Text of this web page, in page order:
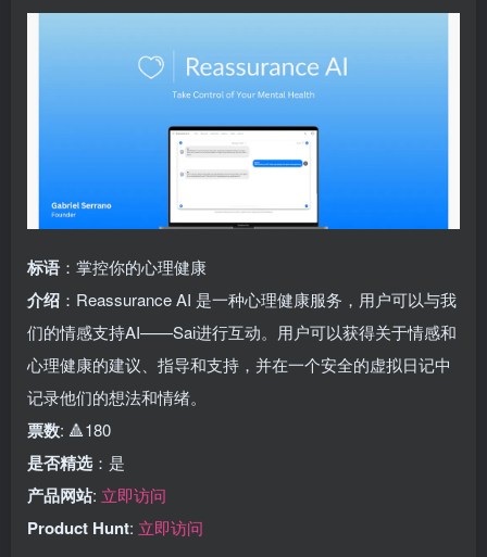
标语 ：掌控你的心理健康
介绍 ：Reassurance AI 是一种心理健康服务，用户可以与我
们的情感支持AI——Sai进行互动。用户可以获得关于情感和
心理健康的建议、指导和支持，并在一个安全的虚拟日记中
记录他们的想法和情绪。
票数: 🔺180
是否精选 ：是
产品网站: 立即访问
Product Hunt: 立即访问